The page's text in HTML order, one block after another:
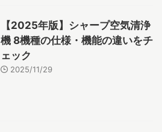
【2025年版】シャープ空気清浄
機 8機種の仕様・機能の違いをチ
ェック
2025/11/29